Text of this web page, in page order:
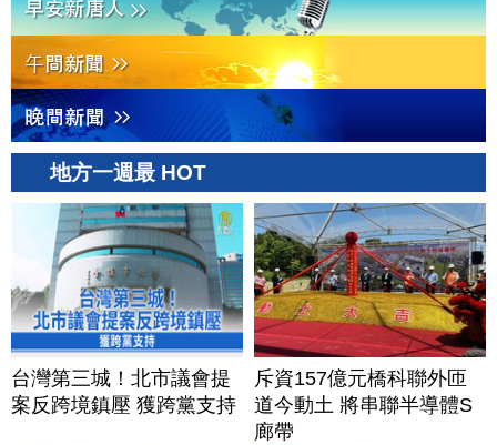
地方一週最 HOT
台灣第三城！北市議會提
案反跨境鎮壓 獲跨黨支持
斥資157億元橋科聯外匝
道今動土 將串聯半導體S
廊帶